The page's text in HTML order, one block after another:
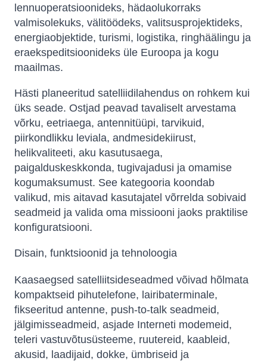
lennuoperatsioonideks, hädaolukorraks
valmisolekuks, välitöödeks, valitsusprojektideks,
energiaobjektide, turismi, logistika, ringhäälingu ja
eraekspeditsioonideks üle Euroopa ja kogu
maailmas.
Hästi planeeritud satelliidilahendus on rohkem kui
üks seade. Ostjad peavad tavaliselt arvestama
võrku, eetriaega, antennitüüpi, tarvikuid,
piirkondlikku leviala, andmesidekiirust,
helikvaliteeti, aku kasutusaega,
paigalduskeskkonda, tugivajadusi ja omamise
kogumaksumust. See kategooria koondab
valikud, mis aitavad kasutajatel võrrelda sobivaid
seadmeid ja valida oma missiooni jaoks praktilise
konfiguratsiooni.
Disain, funktsioonid ja tehnoloogia
Kaasaegsed satelliitsideseadmed võivad hõlmata
kompaktseid pihutelefone, lairibaterminale,
fikseeritud antenne, push-to-talk seadmeid,
jälgimisseadmeid, asjade Interneti modemeid,
teleri vastuvõtusüsteeme, ruutereid, kaableid,
akusid, laadijaid, dokke, ümbriseid ja